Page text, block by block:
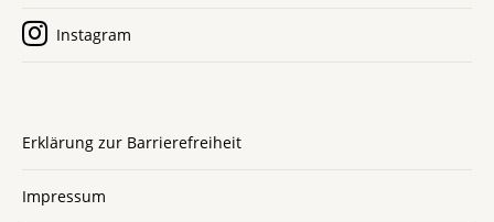
Instagram
Erklärung zur Barrierefreiheit
Impressum